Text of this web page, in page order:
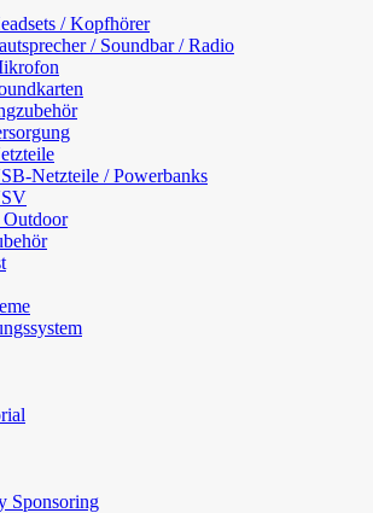
/ Kopfhörer
/ Soundbar / Radio
Netzteile / Powerbanks
Sponsoring